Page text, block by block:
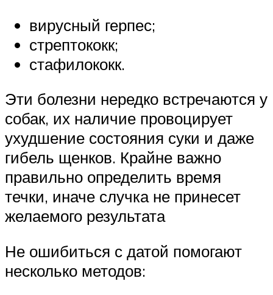
вирусный герпес;
стрептококк;
стафилококк.
Эти болезни нередко встречаются у
собак, их наличие провоцирует
ухудшение состояния суки и даже
гибель щенков. Крайне важно
правильно определить время
течки, иначе случка не принесет
желаемого результата
Не ошибиться с датой помогают
несколько методов: